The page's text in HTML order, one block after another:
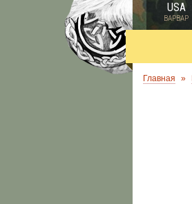
USA
ВАРВАР
Главная »